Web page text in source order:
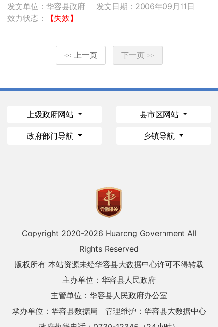
发文单位：华容县政府
发文日期：2006年09月11日
效力状态：
【失效】
<< 上一页 下一页 >>
上级政府网站 县市区网站
政府部门导航 乡镇导航
Copyright 2020-2026 Huarong Government All
Rights Reserved
版权所有 本站资源未经华容县大数据中心许可不得转载
主办单位：华容县人民政府
主管单位：华容县人民政府办公室
承办单位：华容县数据局
管理维护：华容县大数据中心